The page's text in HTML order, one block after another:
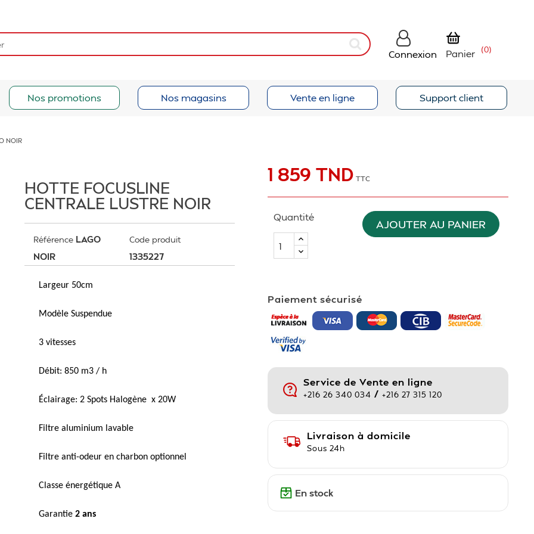
Connexion Panier (0)
Nos promotions Nos magasins Vente en ligne Support client
NOIR
HOTTE FOCUSLINE
CENTRALE LUSTRE NOIR
Référence LAGO
NOIR
Code produit
1335227
Largeur 50cm
Modèle Suspendue
3 vitesses
Débit: 850 m3 / h
Éclairage: 2 Spots Halogène x 20W
Filtre aluminium lavable
Filtre anti-odeur en charbon optionnel
Classe énergétique A
Garantie2 ans
1 859 TND TTC
Quantité
AJOUTER AU PANIER
Paiement sécurisé
Service de Vente en ligne
+216 26 340 034 /+216 27 315 120
Livraison à domicile
Sous 24h
En stock